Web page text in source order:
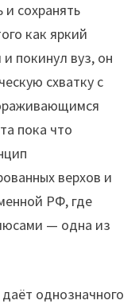
сохранять
как яркий
покинул вуз, он
схватку с
пока что
верхов и
РФ, где
— одна из
однозначного